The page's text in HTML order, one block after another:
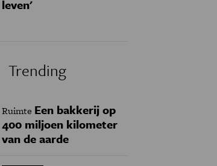
leven'
Trending
Ruimte Een bakkerij op
400 miljoen kilometer
van de aarde